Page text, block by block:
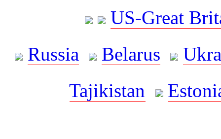
US-Great
Russia
Belarus
Tajikistan